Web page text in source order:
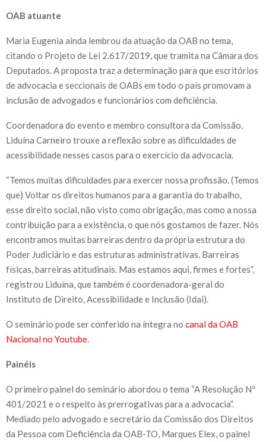
OAB atuante
Maria Eugenia ainda lembrou da atuação da OAB no tema,
citando o Projeto de Lei 2.617/2019, que tramita na Câmara dos
Deputados. A proposta traz a determinação para que escritórios
de advocacia e seccionais de OABs em todo o país promovam a
inclusão de advogados e funcionários com deficiência.
Coordenadora do evento e membro consultora da Comissão,
Liduína Carneiro trouxe a reflexão sobre as dificuldades de
acessibilidade nesses casos para o exercício da advocacia.
“Temos muitas dificuldades para exercer nossa profissão. (Temos
que) Voltar os direitos humanos para a garantia do trabalho,
esse direito social, não visto como obrigação, mas como a nossa
contribuição para a existência, o que nós gostamos de fazer. Nós
encontramos muitas barreiras dentro da própria estrutura do
Poder Judiciário e das estruturas administrativas. Barreiras
físicas, barreiras atitudinais. Mas estamos aqui, firmes e fortes”,
registrou Liduína, que também é coordenadora-geral do
Instituto de Direito, Acessibilidade e Inclusão (Idai).
O seminário pode ser conferido na íntegra no canal da OAB
Nacional no Youtube.
Painéis
O primeiro painel do seminário abordou o tema “A Resolução Nº
401/2021 e o respeito às prerrogativas para a advocacia”.
Mediado pelo advogado e secretário da Comissão dos Direitos
da Pessoa com Deficiência da OAB-TO, Marques Elex, o painel